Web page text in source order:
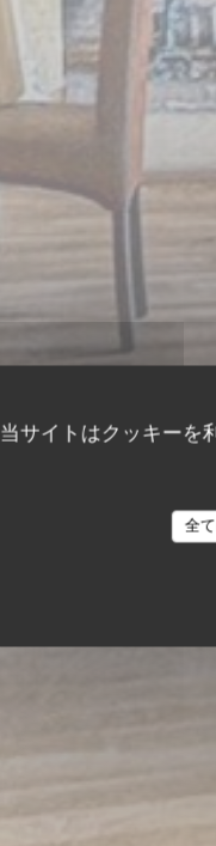
当サイトはクッキーを
全